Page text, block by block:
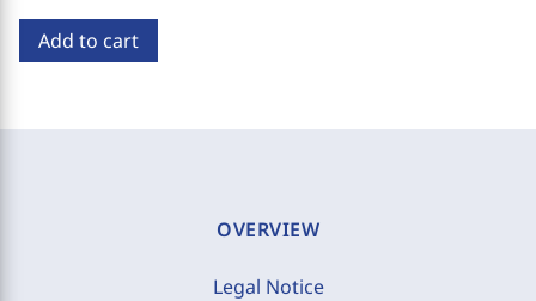
Add to cart
OVERVIEW
Legal Notice